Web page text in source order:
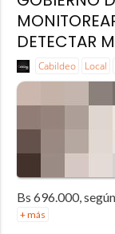
DETECTAR
Cabildeo Local
Bs 696.000,
+ más